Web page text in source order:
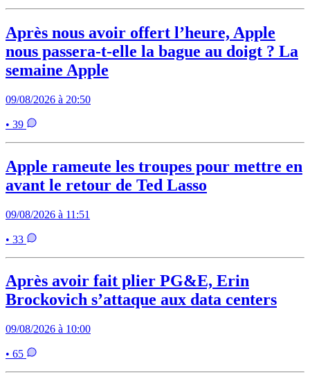
Après nous avoir offert l’heure, Apple
nous passera-t-elle la bague au doigt ? La
semaine Apple
09/08/2026 à 20:50
• 39
Apple rameute les troupes pour mettre en
avant le retour de Ted Lasso
09/08/2026 à 11:51
• 33
Après avoir fait plier PG&E, Erin
Brockovich s’attaque aux data centers
09/08/2026 à 10:00
• 65